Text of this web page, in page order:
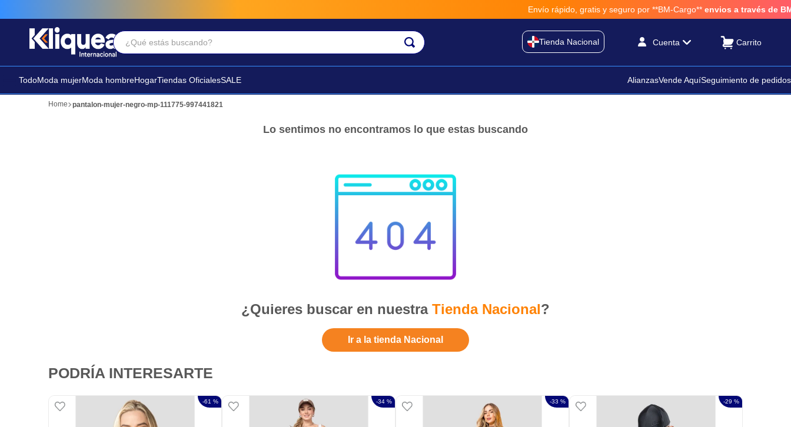
Envío rápido, gratis y seguro por **BM-Cargo** envios a través de BM-
¿Qué estás buscando?
Tienda Nacional Cuenta
TodoModa mujerModa hombreHogarTiendas OficialesSALE AlianzasVende AquíSeguimiento de pedidos
pantalon-mujer-negro-mp-111775-997441821
Lo sentimos no encontramos lo que estas buscando
¿Quieres buscar en nuestra Tienda Nacional?
Ir a la tienda Nacional
PODRÍA INTERESARTE
-61 % -34 % -33 % -29 %
Términos Más Buscados
2. sandalia